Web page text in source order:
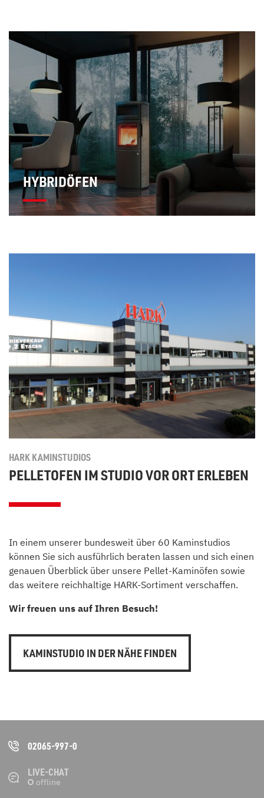
HYBRIDÖFEN
HARK KAMINSTUDIOS
PELLETOFEN IM STUDIO VOR ORT ERLEBEN
In einem unserer bundesweit über 60 Kaminstudios
können Sie sich ausführlich beraten lassen und sich einen
genauen Überblick über unsere Pellet-Kaminöfen sowie
das weitere reichhaltige HARK-Sortiment verschaffen.
Wir freuen uns auf Ihren Besuch!
KAMINSTUDIO IN DER NÄHE FINDEN
02065-997-0
LIVE-CHAT